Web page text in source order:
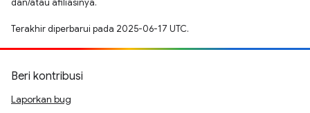
dan/atau afiliasinya.
Terakhir diperbarui pada 2025-06-17 UTC.
Beri kontribusi
Laporkan bug